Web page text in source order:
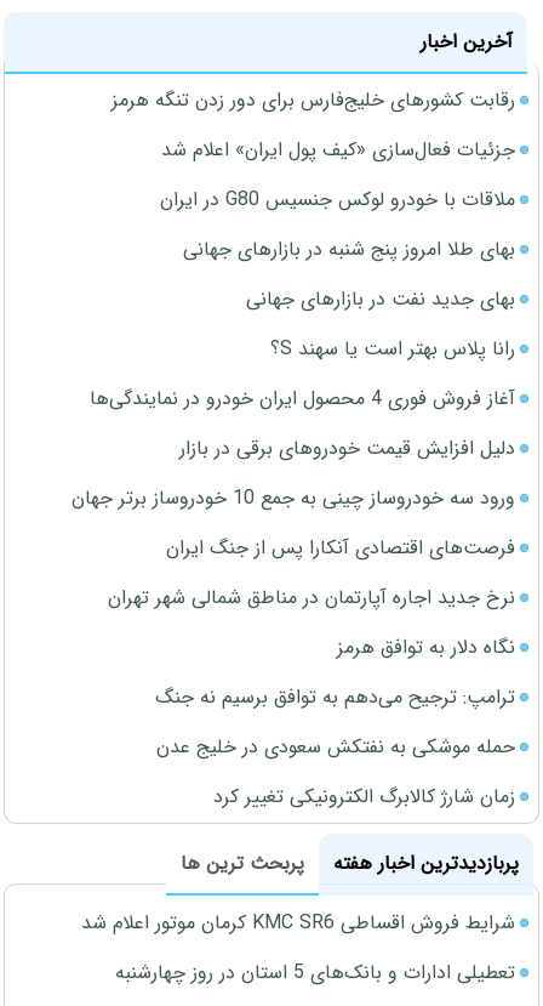
آخرین اخبار
رقابت کشورهای خلیج‌فارس برای دور زدن تنگه هرمز
جزئیات فعال‌سازی «کیف پول ایران» اعلام شد
ملاقات با خودرو لوکس جنسیس G80 در ایران
بهای طلا امروز پنج شنبه در بازارهای جهانی
بهای جدید نفت در بازارهای جهانی
رانا پلاس بهتر است یا سهند S؟
آغاز فروش فوری 4 محصول ایران خودرو در نمایندگی‌ها
دلیل افزایش قیمت خودروهای برقی در بازار
ورود سه خودروساز چینی به جمع 10 خودروساز برتر جهان
فرصت‌های اقتصادی آنکارا پس از جنگ ایران
نرخ جدید اجاره آپارتمان در مناطق شمالی شهر تهران
نگاه دلار به توافق هرمز
ترامپ: ترجیح می‌دهم به توافق برسیم نه جنگ
حمله موشکی به نفتکش سعودی در خلیج عدن
زمان شارژ کالابرگ الکترونیکی تغییر کرد
پربازدیدترین اخبار هفته
پربحث ترین ها
شرایط فروش اقساطی KMC SR6 کرمان موتور اعلام شد
تعطیلی ادارات و بانک‌های 5 استان در روز چهارشنبه